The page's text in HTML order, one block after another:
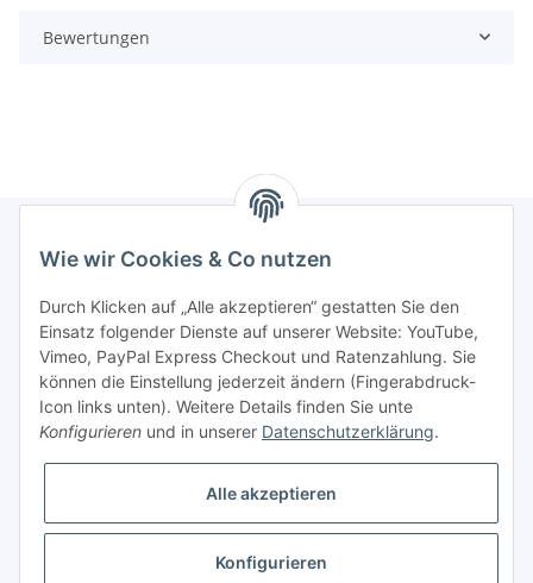
Bewertungen
Gesetzliche Informationen
Vertrag widerrufen
* Alle Preise zzgl. gesetzlicher USt., zzgl.Versand
Wie wir Cookies & Co nutzen
Durch Klicken auf „Alle akzeptieren“ gestatten Sie den
Einsatz folgender Dienste auf unserer Website: YouTube,
Vimeo, PayPal Express Checkout und Ratenzahlung. Sie
können die Einstellung jederzeit ändern (Fingerabdruck-
Icon links unten). Weitere Details finden Sie unte
Konfigurieren und in unserer Datenschutzerklärung.
Alle akzeptieren
Konfigurieren